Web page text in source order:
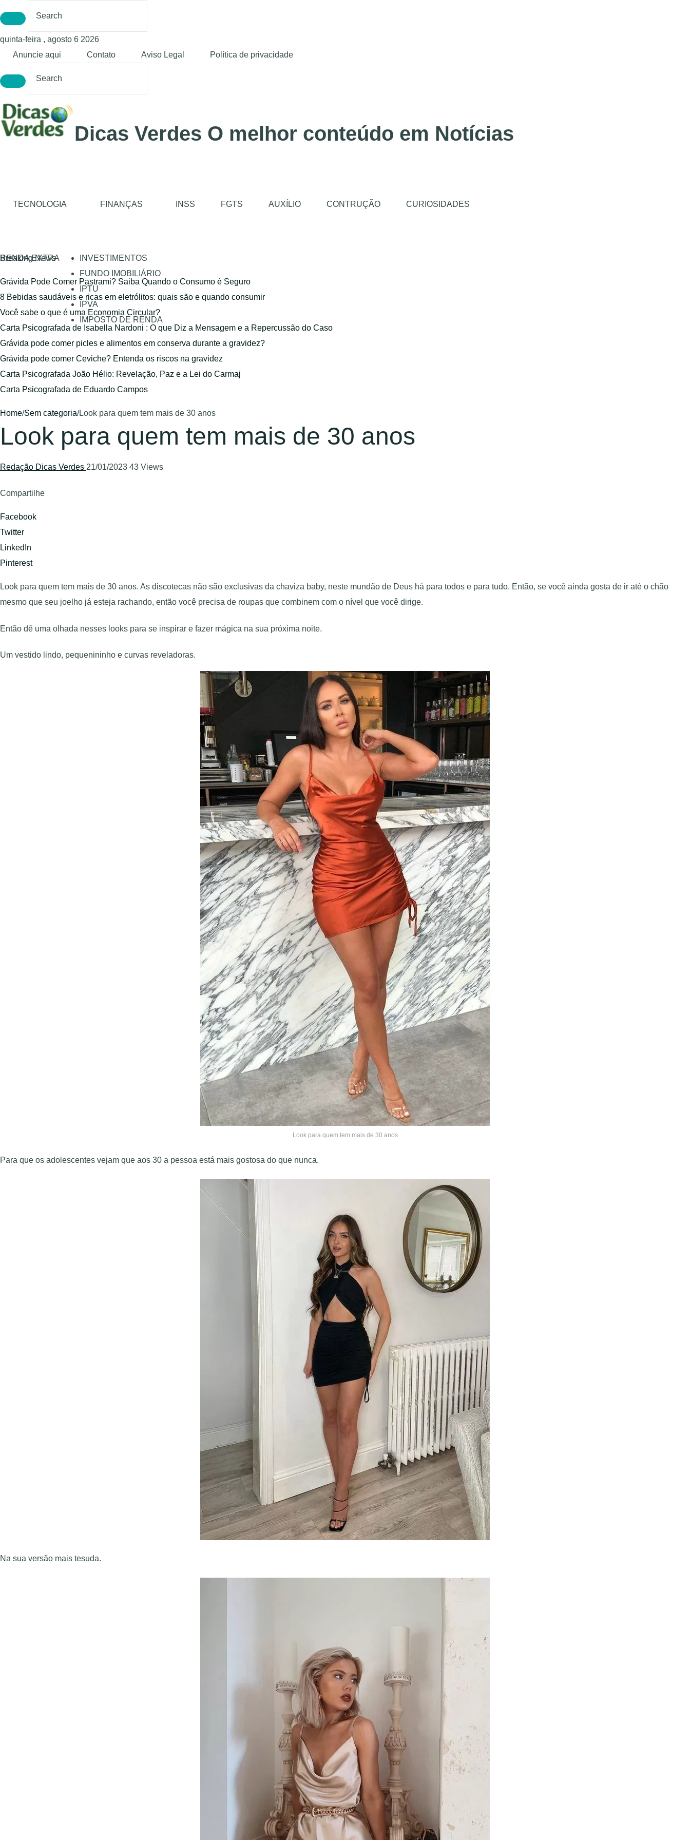
quinta-feira , agosto 6 2026
Anuncie aqui
Contato Aviso Legal Política de privacidade
Dicas Verdes O melhor conteúdo em Notícias
TECNOLOGIA
RENDA EXTRA
FINANÇAS
INVESTIMENTOS
FUNDO IMOBILIÁRIO
IPTU
IPVA
IMPOSTO DE RENDA
INSS FGTS AUXÍLIO CONTRUÇÃO CURIOSIDADES
Breaking News
Grávida Pode Comer Pastrami? Saiba Quando o Consumo é Seguro
8 Bebidas saudáveis e ricas em eletrólitos: quais são e quando consumir
Você sabe o que é uma Economia Circular?
Carta Psicografada de Isabella Nardoni : O que Diz a Mensagem e a Repercussão do Caso
Grávida pode comer picles e alimentos em conserva durante a gravidez?
Grávida pode comer Ceviche? Entenda os riscos na gravidez
Carta Psicografada João Hélio: Revelação, Paz e a Lei do Carmaj
Carta Psicografada de Eduardo Campos
Home/Sem categoria/Look para quem tem mais de 30 anos
Look para quem tem mais de 30 anos
Redação Dicas Verdes 21/01/2023 43 Views
Compartilhe
Facebook
Twitter
LinkedIn
Pinterest
Look para quem tem mais de 30 anos. As discotecas não são exclusivas da chaviza baby, neste mundão de Deus há para todos e para tudo. Então, se você ainda gosta de ir até o chão
mesmo que seu joelho já esteja rachando, então você precisa de roupas que combinem com o nível que você dirige.
Então dê uma olhada nesses looks para se inspirar e fazer mágica na sua próxima noite.
Um vestido lindo, pequenininho e curvas reveladoras.
Look para quem tem mais de 30 anos
Para que os adolescentes vejam que aos 30 a pessoa está mais gostosa do que nunca.
Na sua versão mais tesuda.